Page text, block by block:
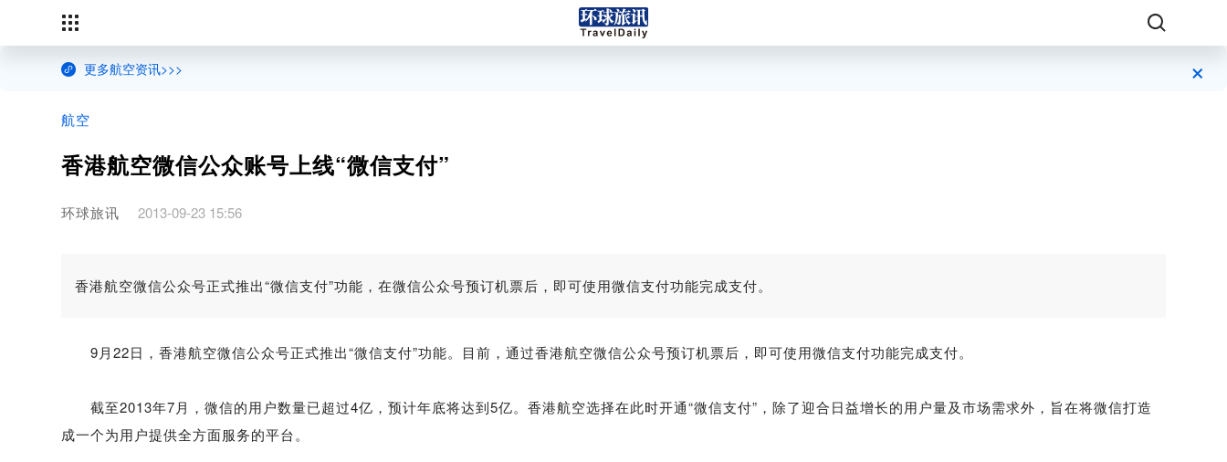
更多航空资讯>>> ×
航空
香港航空微信公众账号上线“微信支付”
环球旅讯 2013-09-23 15:56
香港航空微信公众号正式推出“微信支付”功能，在微信公众号预订机票后，即可使用微信支付功能完成支付。
9月22日，香港航空微信公众号正式推出“微信支付”功能。目前，通过香港航空微信公众号预订机票后，即可使用微信支付功能完成支付。
截至2013年7月，微信的用户数量已超过4亿，预计年底将达到5亿。香港航空选择在此时开通“微信支付”，除了迎合日益增长的用户量及市场需求外，旨在将微信打造
成一个为用户提供全方面服务的平台。